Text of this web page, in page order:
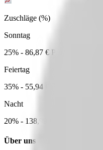
Zuschläge (%)
Sonntag
25% - 86,87 € Pro Monat
Feiertag
35% - 55,94 € Pro Monat
Nacht
20% - 138,99 € Pro Monat
Über uns